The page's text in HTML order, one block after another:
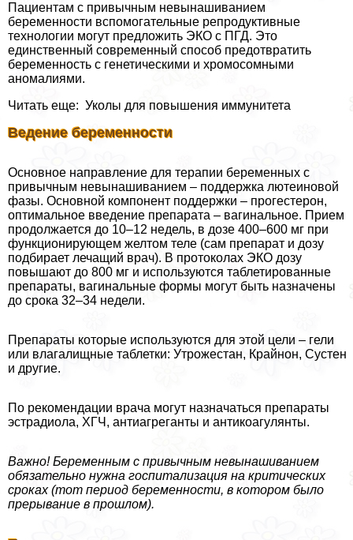
Пациентам с привычным невынашиванием
беременности вспомогательные репродуктивные
технологии могут предложить ЭКО с ПГД. Это
единственный современный способ предотвратить
беременность с генетическими и хромосомными
аномалиями.
Читать еще: Уколы для повышения иммунитета
Ведение беременности
Основное направление для терапии беременных с
привычным невынашиванием – поддержка лютеиновой
фазы. Основной компонент поддержки – прогестерон,
оптимальное введение препарата – вaгинальное. Прием
продолжается до 10–12 недель, в дозе 400–600 мг при
функционирующем желтом теле (сам препарат и дозу
подбирает лечащий врач). В протоколах ЭКО дозу
повышают до 800 мг и используются таблетированные
препараты, вaгинальные формы могут быть назначены
до срока 32–34 недели.
Препараты которые используются для этой цели – гели
или влагалищные таблетки: Утрожестан, Крайнон, Сустен
и другие.
По рекомендации врача могут назначаться препараты
эстрадиола, ХГЧ, антиагреганты и антикоагулянты.
Важно! Беременным с привычным невынашиванием
обязательно нужна госпитализация на критических
сроках (тот период беременности, в котором было
прерывание в прошлом).